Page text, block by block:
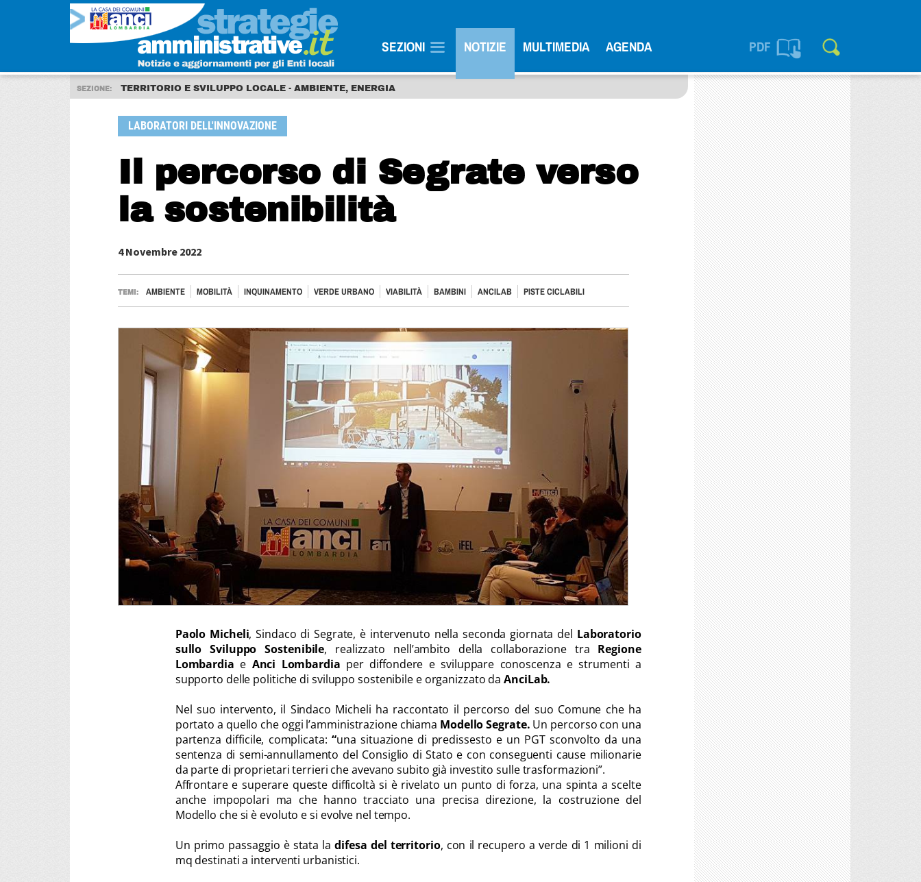
SEZIONI NOTIZIE MULTIMEDIA AGENDA PDF
SEZIONE: TERRITORIO E SVILUPPO LOCALE - AMBIENTE, ENERGIA
LABORATORI DELL'INNOVAZIONE
Il percorso di Segrate verso
la sostenibilità
4 Novembre 2022
TEMI: AMBIENTE MOBILITÀ INQUINAMENTO VERDE URBANO VIABILITÀ BAMBINI ANCILAB PISTE CICLABILI
Paolo Micheli, Sindaco di Segrate, è intervenuto nella seconda giornata del Laboratorio
sullo Sviluppo Sostenibile, realizzato nell’ambito della collaborazione tra Regione
Lombardia e Anci Lombardia per diffondere e sviluppare conoscenza e strumenti a
supporto delle politiche di sviluppo sostenibile e organizzato daAnciLab.
Nel suo intervento, il Sindaco Micheli ha raccontato il percorso del suo Comune che ha
portato a quello che oggi l’amministrazione chiama Modello Segrate. Un percorso con una
partenza difficile, complicata: “una situazione di predissesto e un PGT sconvolto da una
sentenza di semi-annullamento del Consiglio di Stato e con conseguenti cause milionarie
da parte di proprietari terrieri che avevano subito già investito sulle trasformazioni”.
Affrontare e superare queste difficoltà si è rivelato un punto di forza, una spinta a scelte
anche impopolari ma che hanno tracciato una precisa direzione, la costruzione del
Modello che si è evoluto e si evolve nel tempo.
Un primo passaggio è stata ladifesa del territorio, con il recupero a verde di 1 milioni di
mq destinati a interventi urbanistici.